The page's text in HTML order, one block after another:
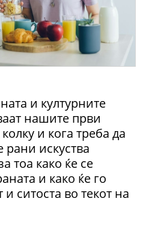
и културните
нашите први
и кога треба да
рани искуства
тоа како ќе се
и како ќе го
ситоста во текот на